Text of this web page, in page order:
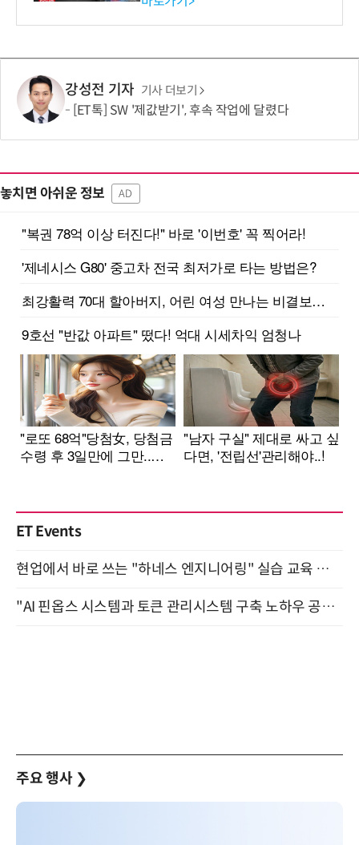
강성전 기자 기사 더보기
[ET톡] SW '제값받기', 후속 작업에 달렸다
놓치면 아쉬운 정보 AD
ET Events
현업에서 바로 쓰는 "하네스 엔지니어링" 실습 교육 워크숍 8월 20일 개최
"AI 핀옵스 시스템과 토큰 관리시스템 구축 노하우 공개" 잠실 한국광고문화회관 2층 대회의실 (8/21)
주요 행사 ❯